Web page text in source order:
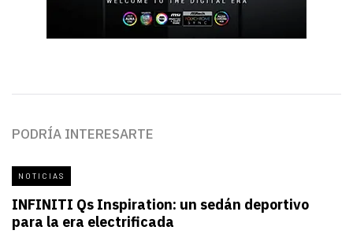
PODRÍA INTERESARTE
NOTICIAS
INFINITI Qs Inspiration: un sedán deportivo
para la era electrificada